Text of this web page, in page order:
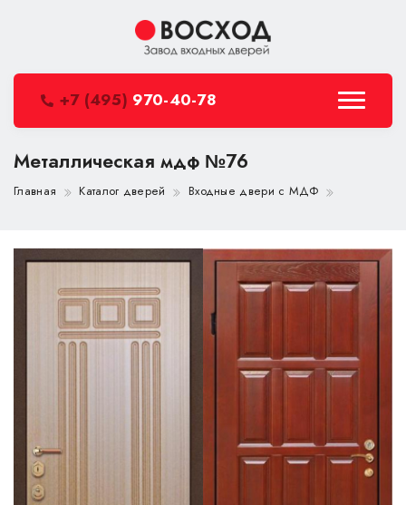
+7 (495) 970-40-78
Металлическая мдф №76
Главная Каталог дверей Входные двери с МДФ